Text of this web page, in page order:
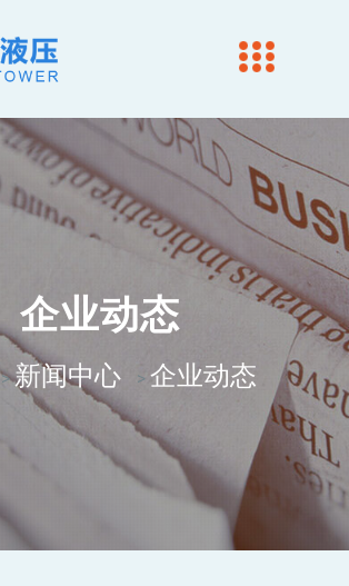
企业动态
>新闻中心 >企业动态